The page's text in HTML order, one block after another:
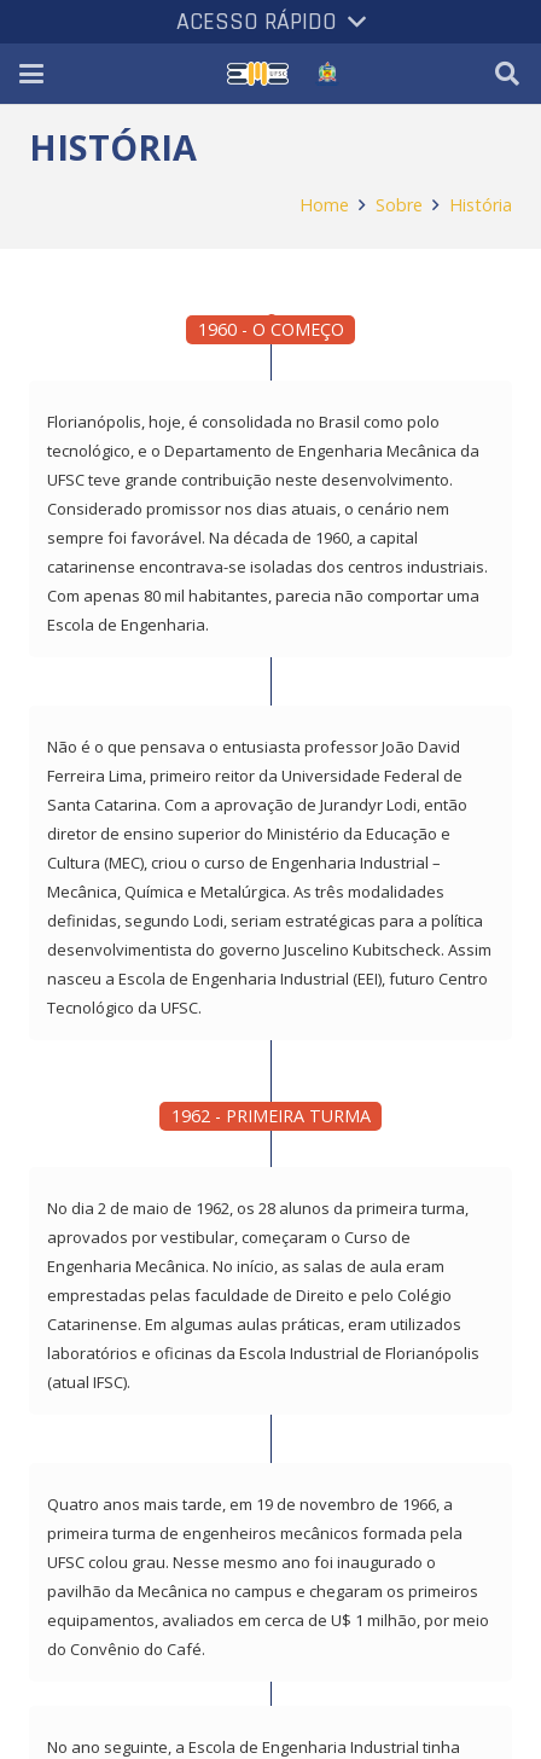
ACESSO RÁPIDO
HISTÓRIA
Home Sobre História
1960 - O COMEÇO
Florianópolis, hoje, é consolidada no Brasil como polo
tecnológico, e o Departamento de Engenharia Mecânica da
UFSC teve grande contribuição neste desenvolvimento.
Considerado promissor nos dias atuais, o cenário nem
sempre foi favorável. Na década de 1960, a capital
catarinense encontrava-se isoladas dos centros industriais.
Com apenas 80 mil habitantes, parecia não comportar uma
Escola de Engenharia.
Não é o que pensava o entusiasta professor João David
Ferreira Lima, primeiro reitor da Universidade Federal de
Santa Catarina. Com a aprovação de Jurandyr Lodi, então
diretor de ensino superior do Ministério da Educação e
Cultura (MEC), criou o curso de Engenharia Industrial –
Mecânica, Química e Metalúrgica. As três modalidades
definidas, segundo Lodi, seriam estratégicas para a política
desenvolvimentista do governo Juscelino Kubitscheck. Assim
nasceu a Escola de Engenharia Industrial (EEI), futuro Centro
Tecnológico da UFSC.
1962 - PRIMEIRA TURMA
No dia 2 de maio de 1962, os 28 alunos da primeira turma,
aprovados por vestibular, começaram o Curso de
Engenharia Mecânica. No início, as salas de aula eram
emprestadas pelas faculdade de Direito e pelo Colégio
Catarinense. Em algumas aulas práticas, eram utilizados
laboratórios e oficinas da Escola Industrial de Florianópolis
(atual IFSC).
Quatro anos mais tarde, em 19 de novembro de 1966, a
primeira turma de engenheiros mecânicos formada pela
UFSC colou grau. Nesse mesmo ano foi inaugurado o
pavilhão da Mecânica no campus e chegaram os primeiros
equipamentos, avaliados em cerca de U$ 1 milhão, por meio
do Convênio do Café.
No ano seguinte, a Escola de Engenharia Industrial tinha